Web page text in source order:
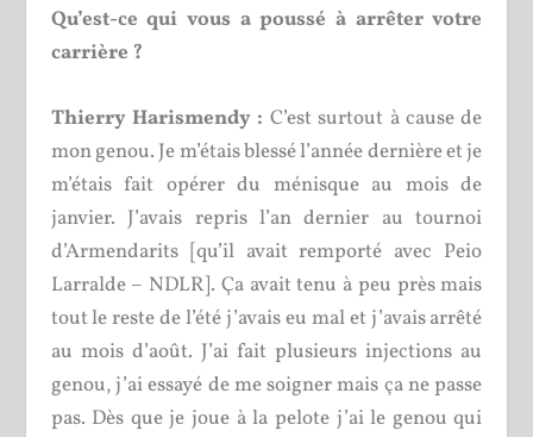
Qu’est-ce qui vous a poussé à arrêter votre
carrière ?
Thierry Harismendy : C’est surtout à cause de
mon genou. Je m’étais blessé l’année dernière et je
m’étais fait opérer du ménisque au mois de
janvier. J’avais repris l’an dernier au tournoi
d’Armendarits [qu’il avait remporté avec Peio
Larralde – NDLR]. Ça avait tenu à peu près mais
tout le reste de l’été j’avais eu mal et j’avais arrêté
au mois d’août. J’ai fait plusieurs injections au
genou, j’ai essayé de me soigner mais ça ne passe
pas. Dès que je joue à la pelote j’ai le genou qui